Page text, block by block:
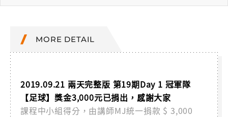
MORE DETAIL
2019.09.21 兩天完整版 第19期Day 1 冠軍隊
【足球】獎金3,000元已捐出，感謝大家
課程中小組得分，由講師MJ統一捐款 $ 3,000